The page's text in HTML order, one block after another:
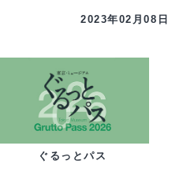
2023年02月08日
ぐるっとパス